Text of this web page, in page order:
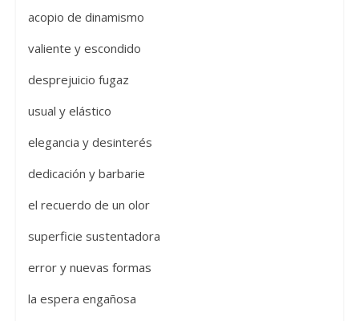
acopio de dinamismo
valiente y escondido
desprejuicio fugaz
usual y elástico
elegancia y desinterés
dedicación y barbarie
el recuerdo de un olor
superficie sustentadora
error y nuevas formas
la espera engañosa